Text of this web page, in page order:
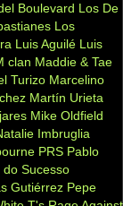
Boulevard Los De
Los
Luis Aguilé Luis
clan Maddie & Tae
Turizo Marcelino
Martín Urieta
Mike Oldfield
Imbruglia
PRS Pablo
do Sucesso
Gutiérrez Pepe